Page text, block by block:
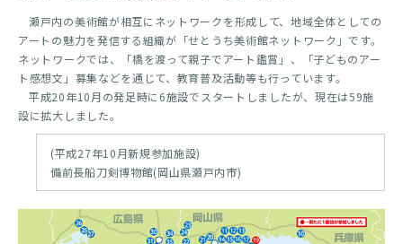
瀬戸内の美術館が相互にネットワークを形成して、地域全体としての
アートの魅力を発信する組織が「せとうち美術館ネットワーク」です。
ネットワークでは、「橋を渡って親子でアート鑑賞」、「子どものアー
ト感想文」募集などを通じて、教育普及活動等も行っています。
平成20年10月の発足時に6施設でスタートしましたが、現在は59施
設に拡大しました。
(平成27年10月新規参加施設)
備前長船刀剣博物館(岡山県瀬戸内市)